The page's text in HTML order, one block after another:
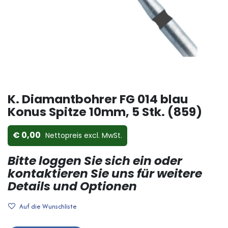
K. Diamantbohrer FG 014 blau
Konus Spitze 10mm, 5 Stk. (859)
0,00 Nettopreis ex​cl. MwSt.
Bitte loggen Sie sich ein oder
kontaktieren Sie uns für weitere
Details und Optionen
Auf die Wunschliste